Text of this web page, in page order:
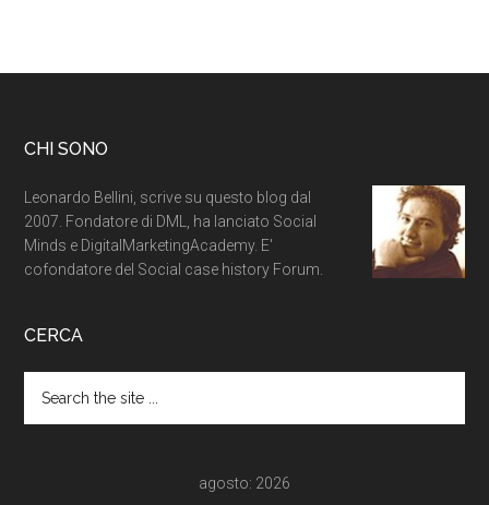
CHI SONO
Leonardo Bellini, scrive su questo blog dal
2007. Fondatore di DML, ha lanciato Social
Minds e DigitalMarketingAcademy. E'
cofondatore del Social case history Forum.
CERCA
agosto: 2026